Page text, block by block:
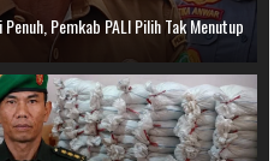
Pemkab PALI Pilih Tak Menutup